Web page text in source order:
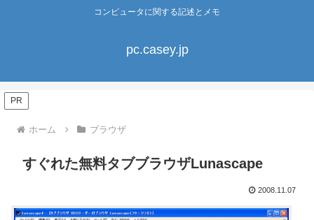
コンピュータに関する記述とメモ
pc.casey.jp
PR
ホーム ブラウザ
すぐれた無料タブブラウザLunascape
2008.11.07